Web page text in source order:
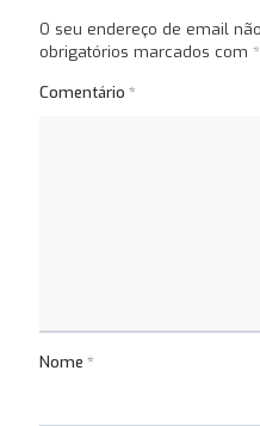
O seu endereço de email
obrigatórios marcados com *
Comentário *
Nome *